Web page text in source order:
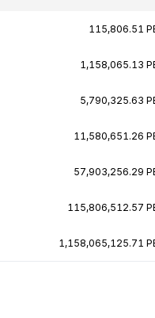
115,806.51
1,158,065.13
5,790,325.63
11,580,651.26
57,903,256.29
115,806,512.57
1,158,065,125.71